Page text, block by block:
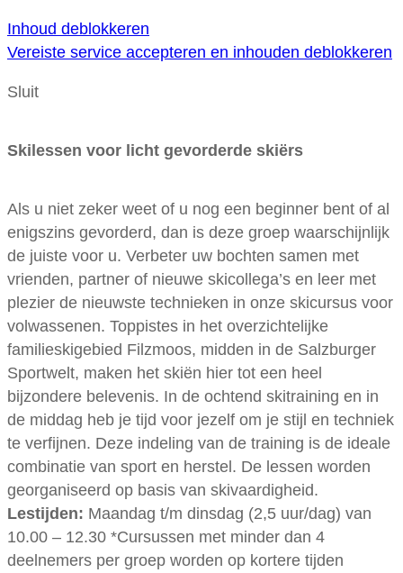
Inhoud deblokkeren
Vereiste service accepteren en inhouden deblokkeren
Sluit
Skilessen voor licht gevorderde skiërs
Als u niet zeker weet of u nog een beginner bent of al
enigszins gevorderd, dan is deze groep waarschijnlijk
de juiste voor u. Verbeter uw bochten samen met
vrienden, partner of nieuwe skicollega’s en leer met
plezier de nieuwste technieken in onze skicursus voor
volwassenen. Toppistes in het overzichtelijke
familieskigebied Filzmoos, midden in de Salzburger
Sportwelt, maken het skiën hier tot een heel
bijzondere belevenis. In de ochtend skitraining en in
de middag heb je tijd voor jezelf om je stijl en techniek
te verfijnen. Deze indeling van de training is de ideale
combinatie van sport en herstel. De lessen worden
georganiseerd op basis van skivaardigheid.
Lestijden: Maandag t/m dinsdag (2,5 uur/dag) van
10.00 – 12.30 *Cursussen met minder dan 4
deelnemers per groep worden op kortere tijden